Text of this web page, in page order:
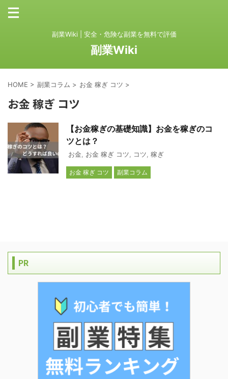
副業Wiki | 安全・危険な副業を無料で評価
副業Wiki
HOME > 副業コラム > お金 稼ぎ コツ >
お金 稼ぎ コツ
【お金稼ぎの基礎知識】お金を稼ぎのコ
ツとは？
お金 お金 稼ぎ コツ コツ 稼ぎ
お金 稼ぎ コツ 副業コラム
PR